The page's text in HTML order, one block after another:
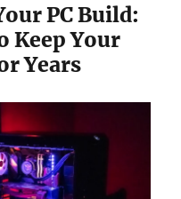
PC Build:
Keep Your
Years